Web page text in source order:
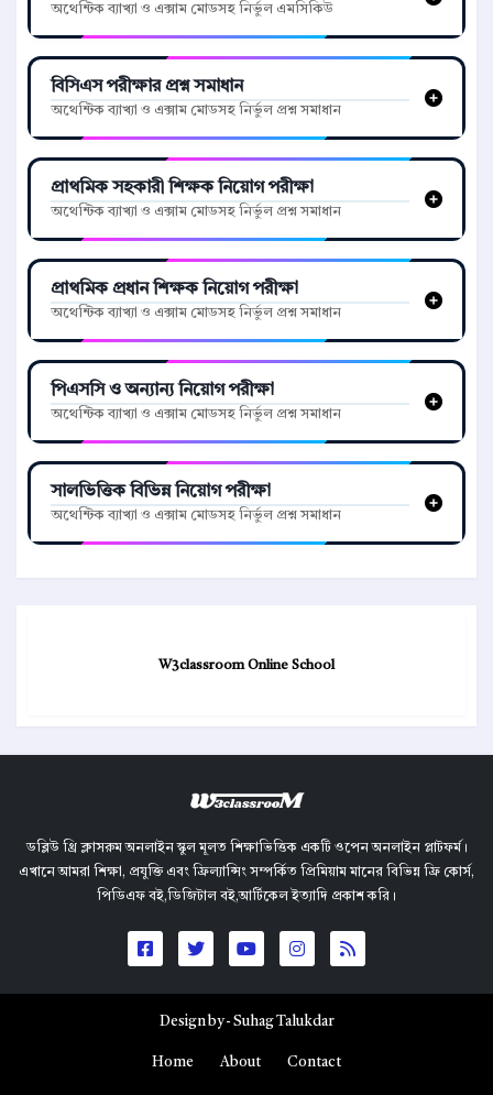
অথেন্টিক ব্যাখ্যা ও এক্সাম মোডসহ নির্ভুল এমসিকিউ
বিসিএস পরীক্ষার প্রশ্ন সমাধান
অথেন্টিক ব্যাখ্যা ও এক্সাম মোডসহ নির্ভুল প্রশ্ন সমাধান
প্রাথমিক সহকারী শিক্ষক নিয়োগ পরীক্ষা
অথেন্টিক ব্যাখ্যা ও এক্সাম মোডসহ নির্ভুল প্রশ্ন সমাধান
প্রাথমিক প্রধান শিক্ষক নিয়োগ পরীক্ষা
অথেন্টিক ব্যাখ্যা ও এক্সাম মোডসহ নির্ভুল প্রশ্ন সমাধান
পিএসসি ও অন্যান্য নিয়োগ পরীক্ষা
অথেন্টিক ব্যাখ্যা ও এক্সাম মোডসহ নির্ভুল প্রশ্ন সমাধান
সালভিত্তিক বিভিন্ন নিয়োগ পরীক্ষা
অথেন্টিক ব্যাখ্যা ও এক্সাম মোডসহ নির্ভুল প্রশ্ন সমাধান
W3classroom Online School
ডব্লিউ থ্রি ক্লাসরুম অনলাইন স্কুল মূলত শিক্ষাভিত্তিক একটি ওপেন অনলাইন প্লাটফর্ম।
এখানে আমরা শিক্ষা, প্রযুক্তি এবং ফ্রিল্যান্সিং সম্পর্কিত প্রিমিয়াম মানের বিভিন্ন ফ্রি কোর্স,
পিডিএফ বই,ডিজিটাল বই,আর্টিকেল ইত্যাদি প্রকাশ করি।
Design by - Suhag Talukdar
Home About Contact